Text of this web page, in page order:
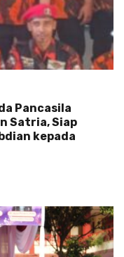
Pancasila
Satria, Siap
kepada